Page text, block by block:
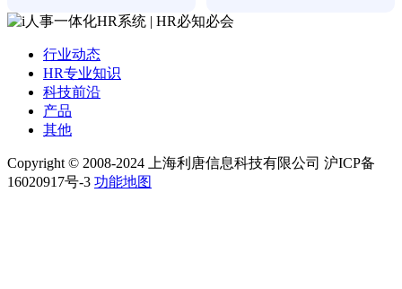
行业动态
HR专业知识
科技前沿
产品
其他
Copyright © 2008-2024 上海利唐信息科技有限公司 沪ICP备
16020917号-3 功能地图